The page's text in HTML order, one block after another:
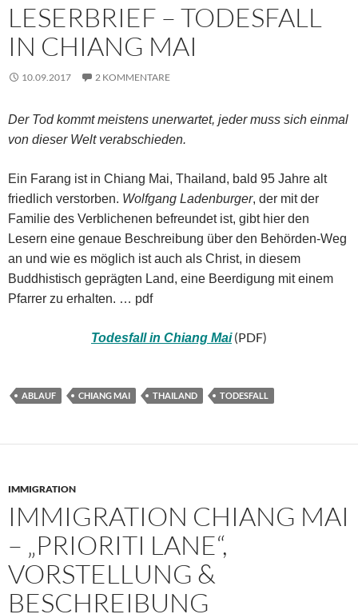
LESERBRIEF – TODESFALL
IN CHIANG MAI
10.09.2017 2 KOMMENTARE
Der Tod kommt meistens unerwartet, jeder muss sich einmal
von dieser Welt verabschieden.
Ein Farang ist in Chiang Mai, Thailand, bald 95 Jahre alt
friedlich verstorben. Wolfgang Ladenburger, der mit der
Familie des Verblichenen befreundet ist, gibt hier den
Lesern eine genaue Beschreibung über den Behörden-Weg
an und wie es möglich ist auch als Christ, in diesem
Buddhistisch geprägten Land, eine Beerdigung mit einem
Pfarrer zu erhalten. … pdf
Todesfall in Chiang Mai(PDF)
ABLAUF CHIANG MAI THAILAND TODESFALL
IMMIGRATION
IMMIGRATION CHIANG MAI
– „PRIORITI LANE“,
VORSTELLUNG &
BESCHREIBUNG